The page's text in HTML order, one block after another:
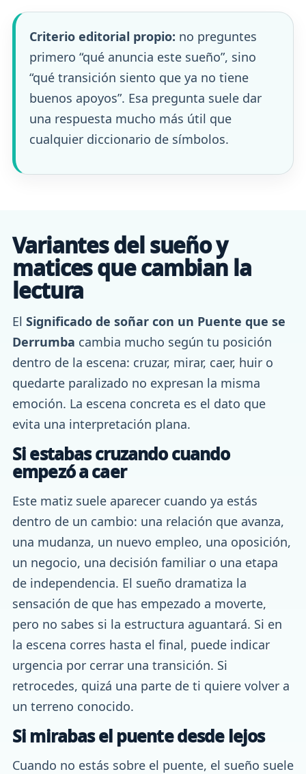
Criterio editorial propio: no preguntes
primero “qué anuncia este sueño”, sino
“qué transición siento que ya no tiene
buenos apoyos”. Esa pregunta suele dar
una respuesta mucho más útil que
cualquier diccionario de símbolos.
Variantes del sueño y
matices que cambian la
lectura
El Significado de soñar con un Puente que se
Derrumba cambia mucho según tu posición
dentro de la escena: cruzar, mirar, caer, huir o
quedarte paralizado no expresan la misma
emoción. La escena concreta es el dato que
evita una interpretación plana.
Si estabas cruzando cuando
empezó a caer
Este matiz suele aparecer cuando ya estás
dentro de un cambio: una relación que avanza,
una mudanza, un nuevo empleo, una oposición,
un negocio, una decisión familiar o una etapa
de independencia. El sueño dramatiza la
sensación de que has empezado a moverte,
pero no sabes si la estructura aguantará. Si en
la escena corres hasta el final, puede indicar
urgencia por cerrar una transición. Si
retrocedes, quizá una parte de ti quiere volver a
un terreno conocido.
Si mirabas el puente desde lejos
Cuando no estás sobre el puente, el sueño suele